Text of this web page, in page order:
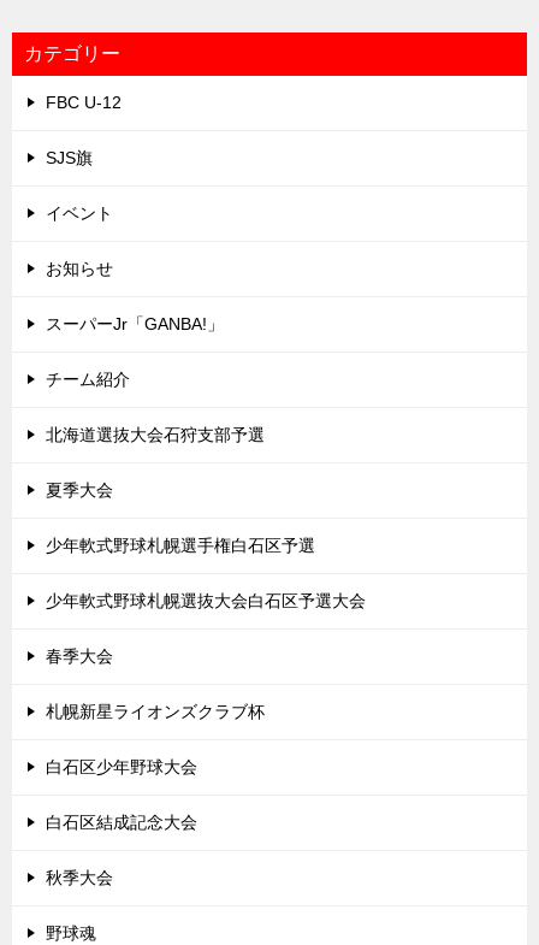
シ
ョ
カテゴリー
FBC U-12
SJS旗
イベント
お知らせ
スーパーJr「GANBA!」
チーム紹介
北海道選抜大会石狩支部予選
夏季大会
少年軟式野球札幌選手権白石区予選
少年軟式野球札幌選抜大会白石区予選大会
春季大会
札幌新星ライオンズクラブ杯
白石区少年野球大会
白石区結成記念大会
秋季大会
野球魂